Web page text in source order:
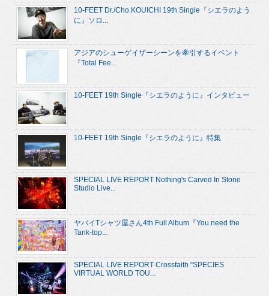
10-FEET Dr./Cho.KOUICHI 19th Single『シエラのよう
に』ソロ...
アジアのシューゲイザーシーンを牽引するイベント
『Total Fee...
10-FEET 19th Single『シエラのように』インタビュー
10-FEET 19th Single『シエラのように』特集
SPECIAL LIVE REPORT Nothing's Carved In Stone
Studio Live...
ヤバイTシャツ屋さん4th Full Album『You need the
Tank-top...
SPECIAL LIVE REPORT Crossfaith “SPECIES
VIRTUAL WORLD TOU...